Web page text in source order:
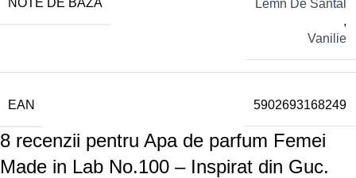
NOTE DE BAZA
Lemn De Santal
,
Vanilie
EAN 5902693168249
8 recenzii pentru Apa de parfum Femei
Made in Lab No.100 – Inspirat din Guc.